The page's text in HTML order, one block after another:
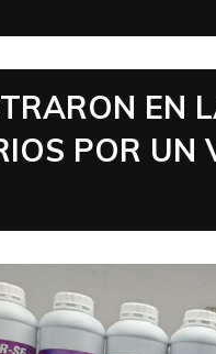
EN
POR UN